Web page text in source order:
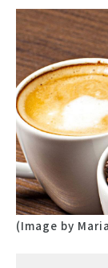
(Image by